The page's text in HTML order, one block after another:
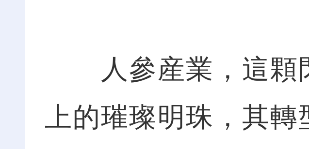
人參産業，這顆
上的璀璨明珠，其